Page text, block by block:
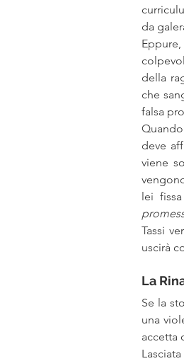
da
della
che
falsa
deve
viene
lei
Tassi
uscirà
La
Se la
una
accetta